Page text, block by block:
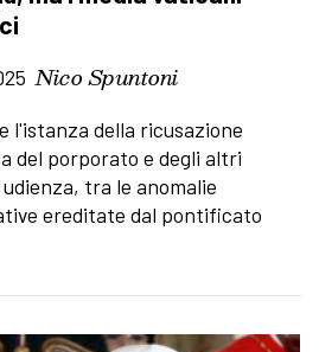
Nico Spuntoni
l'istanza della ricusazione
del porporato e degli altri
tra le anomalie
ereditate dal pontificato